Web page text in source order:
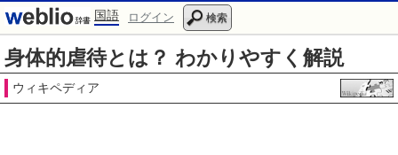
国語 ログイン 検索
身体的虐待とは？ わかりやすく解説
ウィキペディア